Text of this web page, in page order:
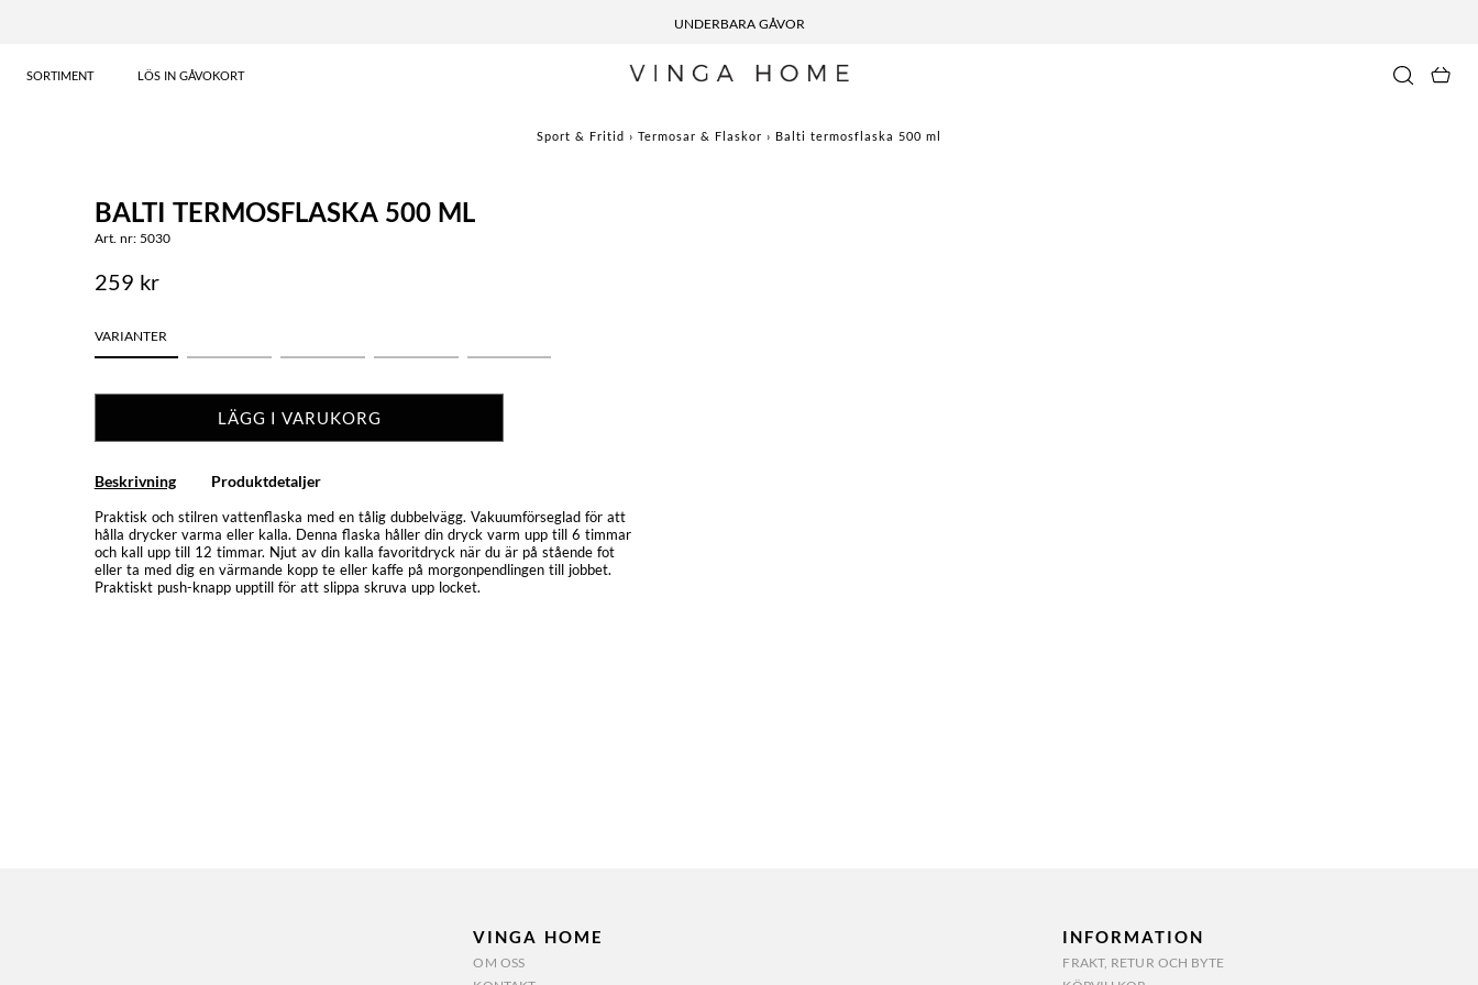
UNDERBARA GÅVOR
SORTIMENT LÖS IN GÅVOKORT
Sport & Fritid › Termosar & Flaskor › Balti termosflaska 500 ml
BALTI TERMOSFLASKA 500 ML
Art. nr: 5030
259 kr
VARIANTER
LÄGG I VARUKORG
Beskrivning Produktdetaljer
Praktisk och stilren vattenflaska med en tålig dubbelvägg. Vakuumförseglad för att
hålla drycker varma eller kalla. Denna flaska håller din dryck varm upp till 6 timmar
och kall upp till 12 timmar. Njut av din kalla favoritdryck när du är på stående fot
eller ta med dig en värmande kopp te eller kaffe på morgonpendlingen till jobbet.
Praktiskt push-knapp upptill för att slippa skruva upp locket.
VINGA HOME
OM OSS
INFORMATION
FRAKT, RETUR OCH BYTE